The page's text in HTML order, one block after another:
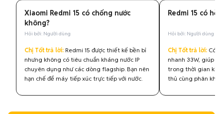
Xiaomi Redmi 15 có chống nước
không?
Hỏi bởi: Người dùng
Chị Tốt trả lời: Redmi 15 được thiết kế bền bỉ
nhưng không có tiêu chuẩn kháng nước IP
chuyên dụng như các dòng flagship. Bạn nên
hạn chế để máy tiếp xúc trực tiếp với nước.
Redmi 15 có
Hỏi bởi: Người dùng
Chị Tốt trả lời: Có,
nhanh 33W, giúp
trong thời gian khá
thủ cùng phân khúc.